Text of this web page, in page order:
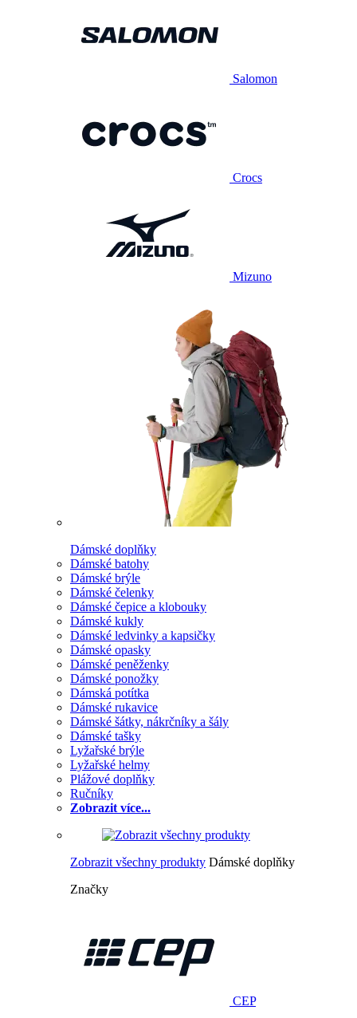
Salomon
Crocs
Mizuno
Dámské doplňky
Dámské batohy
Dámské brýle
Dámské čelenky
Dámské čepice a klobouky
Dámské kukly
Dámské ledvinky a kapsičky
Dámské opasky
Dámské peněženky
Dámské ponožky
Dámská potítka
Dámské rukavice
Dámské šátky, nákrčníky a šály
Dámské tašky
Lyžařské brýle
Lyžařské helmy
Plážové doplňky
Ručníky
Zobrazit více...
Zobrazit všechny produkty Dámské doplňky
Značky
CEP